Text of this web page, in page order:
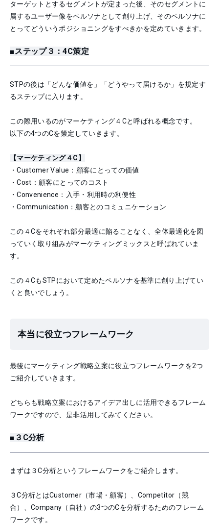
ターゲットとするセグメントが定まった後、そのセグメントに
属するユーザー像をペルソナとして創り上げ、そのペルソナに
とってどういうポジショニングをすべきかを定めていきます。
■ステップ３：4C策定
STPの後は「どんな価値を」「どうやって届けるか」を規定す
るステップに入ります。
この際用いるのがマーケティング４Cと呼ばれる概念です。
以下の4つのCを策定していきます。
【マーケティング４C】
・Customer Value：顧客にとっての価値
・Cost：顧客にとってのコスト
・Convenience：入手・利用時の利便性
・Communication：顧客とのコミュニケーション
この４Cをそれぞれ部分最適に陥ることなく、全体最適化を図
っていく取り組みがマーケティングミックスと呼ばれていま
す。
この４CもSTPにおいて定めたペルソナを基準に創り上げてい
くと良いでしょう。
本当に役立つフレームワーク
最後にマーケティング戦略立案に役立つフレームワークを2つ
ご紹介していきます。
どちらも戦略立案におけるアイデア出しに活用できるフレーム
ワークですので、是非活用してみてください。
■３C分析
まずは３C分析というフレームワークをご紹介します。
３C分析とはCustomer（市場・顧客）、Competitor（競
合）、Company（自社）の3つのCを分析するためのフレーム
ワークです。